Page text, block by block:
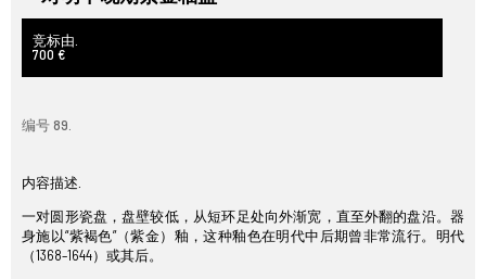
竞标由.
700 €
编号 89.
内容描述.
一对圆形瓷盘，盘壁较低，从短环足处向外渐宽，直至外翻的盘沿。器
身施以“紫褐色”（紫金）釉，这种釉色在明代中后期曾非常流行。明代
（1368–1644）或其后。